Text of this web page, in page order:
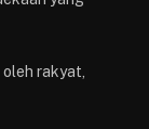
rakyat,